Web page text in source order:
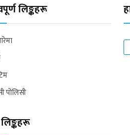
लिङ्कहरू
पोलिसी